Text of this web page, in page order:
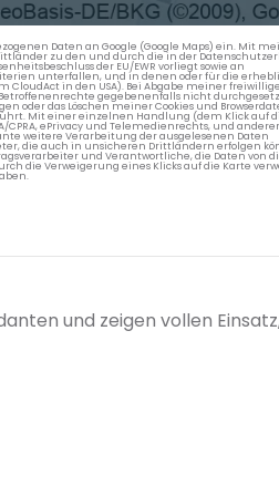
Daten an Google (Google Maps) ein. Mit
zu den und durch die in der
der EU/EWR vorliegt sowie an
unterfallen, und in denen oder für die
CloudAct in den USA). Bei Abgabe meiner
gegebenenfalls nicht
das Löschen meiner Cookies und
Mit einer einzelnen Handlung (dem Klick auf
ePrivacy und Telemedienrechts, und anderer
weitere Verarbeitung der ausgelesenen Daten
die auch in unsicheren Drittländern erfolgen
und Verantwortliche, die Daten von
die Verweigerung eines Klicks auf die Karte
und zeigen vollen